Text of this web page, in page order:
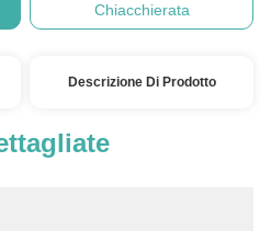
Chiacchierata
Descrizione Di Prodotto